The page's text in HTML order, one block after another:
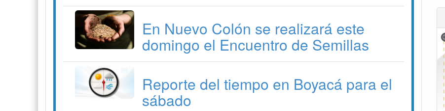
En Nuevo Colón se realizará este
domingo el Encuentro de Semillas
Reporte del tiempo en Boyacá para el
sábado